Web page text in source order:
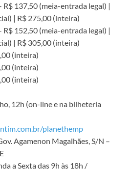
R$ 137,50 (meia-entrada legal) |
| R$ 275,00 (inteira)
R$ 152,50 (meia-entrada legal) |
| R$ 305,00 (inteira)
(inteira)
(inteira)
(inteira)
12h (on-line e na bilheteria
planethemp
Agamenon Magalhães, S/N –
a Sexta das 9h às 18h /